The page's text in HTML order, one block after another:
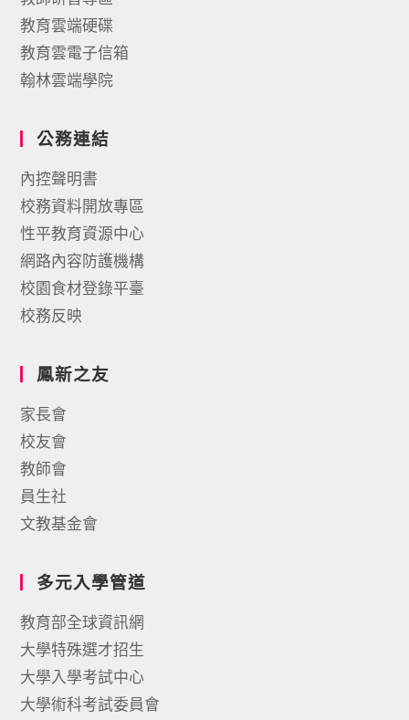
教育雲端硬碟
教育雲電子信箱
翰林雲端學院
公務連結
內控聲明書
校務資料開放專區
性平教育資源中心
網路內容防護機構
校園食材登錄平臺
校務反映
鳳新之友
家長會
校友會
教師會
員生社
文教基金會
多元入學管道
教育部全球資訊網
大學特殊選才招生
大學入學考試中心
大學術科考試委員會